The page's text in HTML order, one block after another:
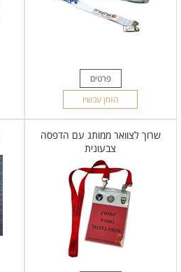
פרטים
הזמן עכשיו
שרוך לצוואר ממותג עם הדפסה
צבעונית